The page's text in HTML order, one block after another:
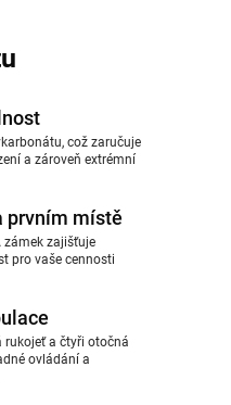
což zaručuje
a zároveň extrémní
prvním místě
zámek zajišťuje
pro vaše cennosti
rukojeť a čtyři otočná
ovládání a